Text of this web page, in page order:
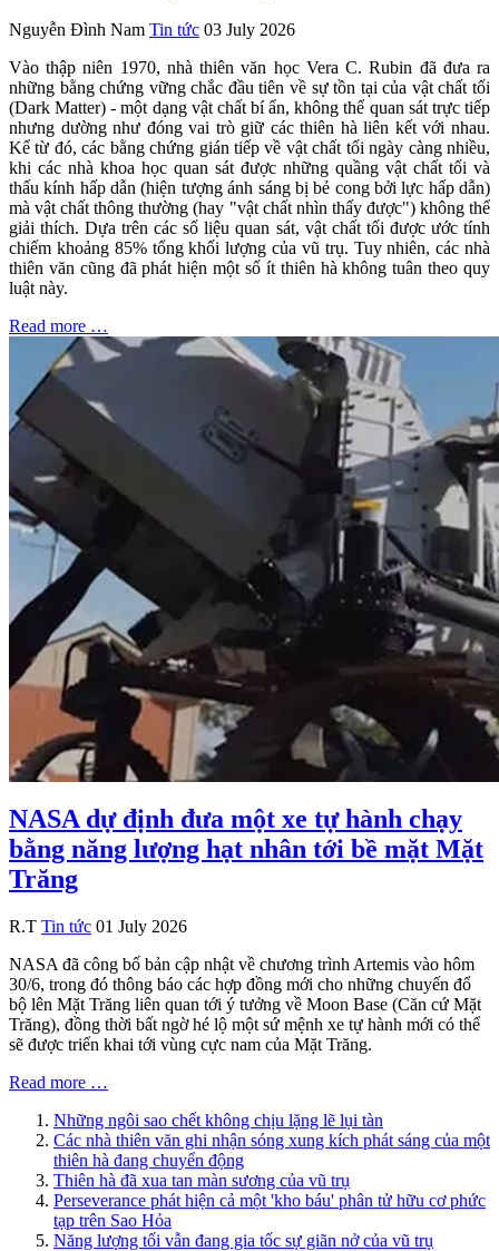
Nguyễn Đình Nam Tin tức 03 July 2026
Vào thập niên 1970, nhà thiên văn học Vera C. Rubin đã đưa ra
những bằng chứng vững chắc đầu tiên về sự tồn tại của vật chất tối
(Dark Matter) - một dạng vật chất bí ẩn, không thể quan sát trực tiếp
nhưng dường như đóng vai trò giữ các thiên hà liên kết với nhau.
Kể từ đó, các bằng chứng gián tiếp về vật chất tối ngày càng nhiều,
khi các nhà khoa học quan sát được những quầng vật chất tối và
thấu kính hấp dẫn (hiện tượng ánh sáng bị bẻ cong bởi lực hấp dẫn)
mà vật chất thông thường (hay "vật chất nhìn thấy được") không thể
giải thích. Dựa trên các số liệu quan sát, vật chất tối được ước tính
chiếm khoảng 85% tổng khối lượng của vũ trụ. Tuy nhiên, các nhà
thiên văn cũng đã phát hiện một số ít thiên hà không tuân theo quy
luật này.
Read more …
NASA dự định đưa một xe tự hành chạy
bằng năng lượng hạt nhân tới bề mặt Mặt
Trăng
R.T Tin tức 01 July 2026
NASA đã công bố bản cập nhật về chương trình Artemis vào hôm
30/6, trong đó thông báo các hợp đồng mới cho những chuyến đổ
bộ lên Mặt Trăng liên quan tới ý tưởng về Moon Base (Căn cứ Mặt
Trăng), đồng thời bất ngờ hé lộ một sứ mệnh xe tự hành mới có thể
sẽ được triển khai tới vùng cực nam của Mặt Trăng.
Read more …
Những ngôi sao chết không chịu lặng lẽ lụi tàn
Các nhà thiên văn ghi nhận sóng xung kích phát sáng của một
thiên hà đang chuyển động
Thiên hà đã xua tan màn sương của vũ trụ
Perseverance phát hiện cả một 'kho báu' phân tử hữu cơ phức
tạp trên Sao Hỏa
Năng lượng tối vẫn đang gia tốc sự giãn nở của vũ trụ